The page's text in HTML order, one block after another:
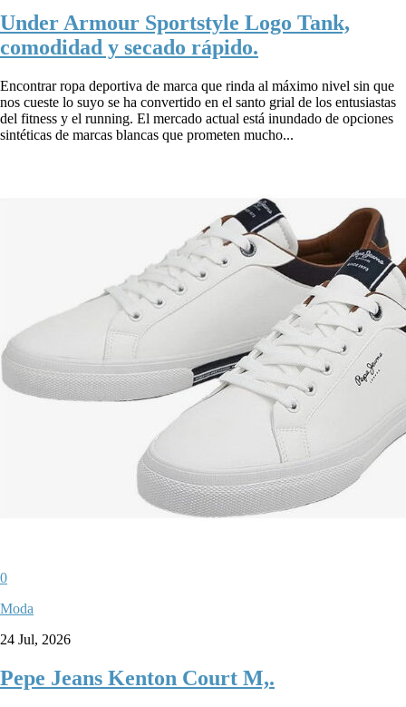
Under Armour Sportstyle Logo Tank,
comodidad y secado rápido.
Encontrar ropa deportiva de marca que rinda al máximo nivel sin que
nos cueste lo suyo se ha convertido en el santo grial de los entusiastas
del fitness y el running. El mercado actual está inundado de opciones
sintéticas de marcas blancas que prometen mucho...
0
Moda
24 Jul, 2026
Pepe Jeans Kenton Court M,.